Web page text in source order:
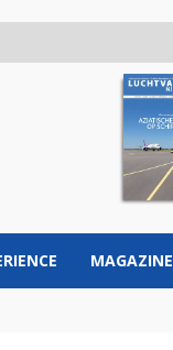
MAGAZINE